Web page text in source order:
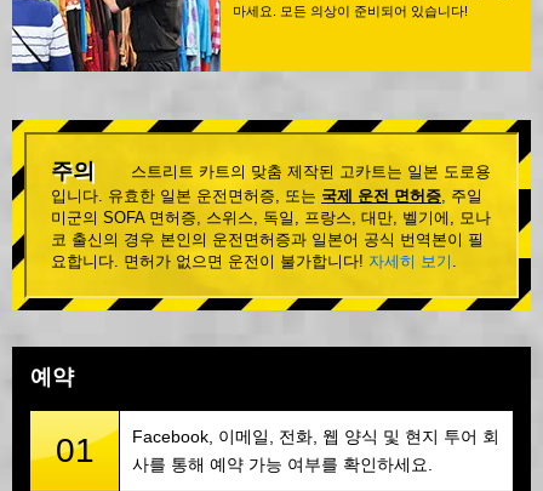
마세요. 모든 의상이 준비되어 있습니다!
주의
스트리트 카트의 맞춤 제작된 고카트는 일본 도로용
입니다. 유효한 일본 운전면허증, 또는 국제 운전 면허증 , 주일
미군의 SOFA 면허증, 스위스, 독일, 프랑스, 대만, 벨기에, 모나
코 출신의 경우 본인의 운전면허증과 일본어 공식 번역본이 필
요합니다. 면허가 없으면 운전이 불가합니다! 자세히 보기
예약
01
Facebook, 이메일, 전화, 웹 양식 및 현지 투어 회
사를 통해 예약 가능 여부를 확인하세요.